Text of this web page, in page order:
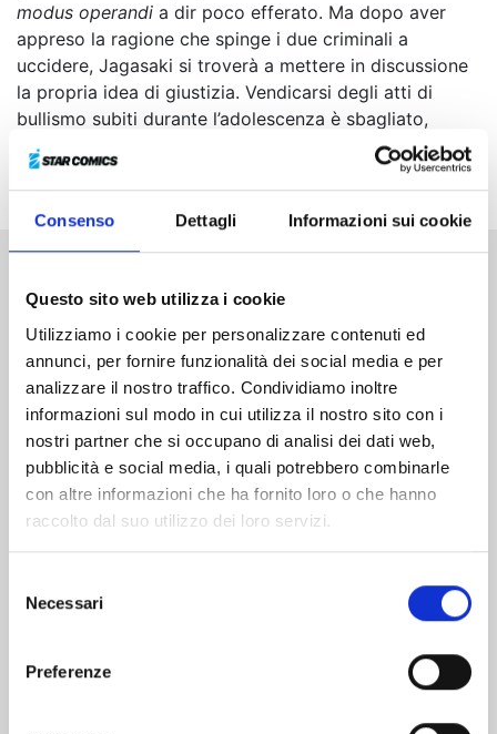
Consenso Dettagli Informazioni sui cookie
Questo sito web utilizza i cookie
Utilizziamo i cookie per personalizzare contenuti ed
annunci, per fornire funzionalità dei social media e per
analizzare il nostro traffico. Condividiamo inoltre
informazioni sul modo in cui utilizza il nostro sito con i
nostri partner che si occupano di analisi dei dati web,
pubblicità e social media, i quali potrebbero combinarle
con altre informazioni che ha fornito loro o che hanno
raccolto dal suo utilizzo dei loro servizi.
delNecessari
Preferenze
modus operandi a dir poco efferato. Ma dopo aver
appreso la ragione che spinge i due criminali a
uccidere, Jagasaki si troverà a mettere in discussione
la propria idea di giustizia. Vendicarsi degli atti di
bullismo subiti durante l’adolescenza è sbagliato,
qualunque sia la loro gravità? Le vittime devono solo
sopportare in silenzio?
Altri volumi della serie